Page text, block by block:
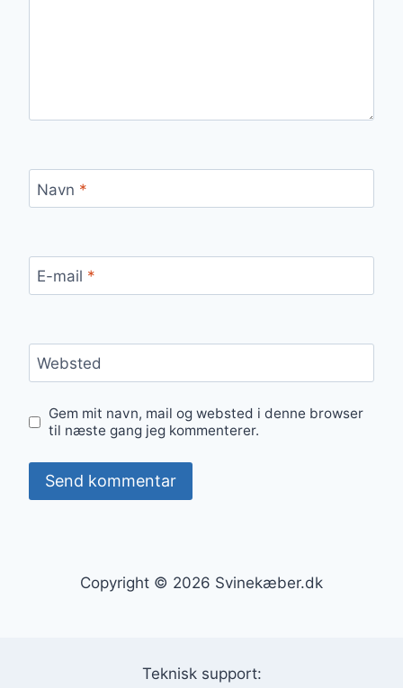
Navn *
E-mail *
Websted
Gem mit navn, mail og websted i denne browser
til næste gang jeg kommenterer.
Copyright © 2026 Svinekæber.dk
Teknisk support: